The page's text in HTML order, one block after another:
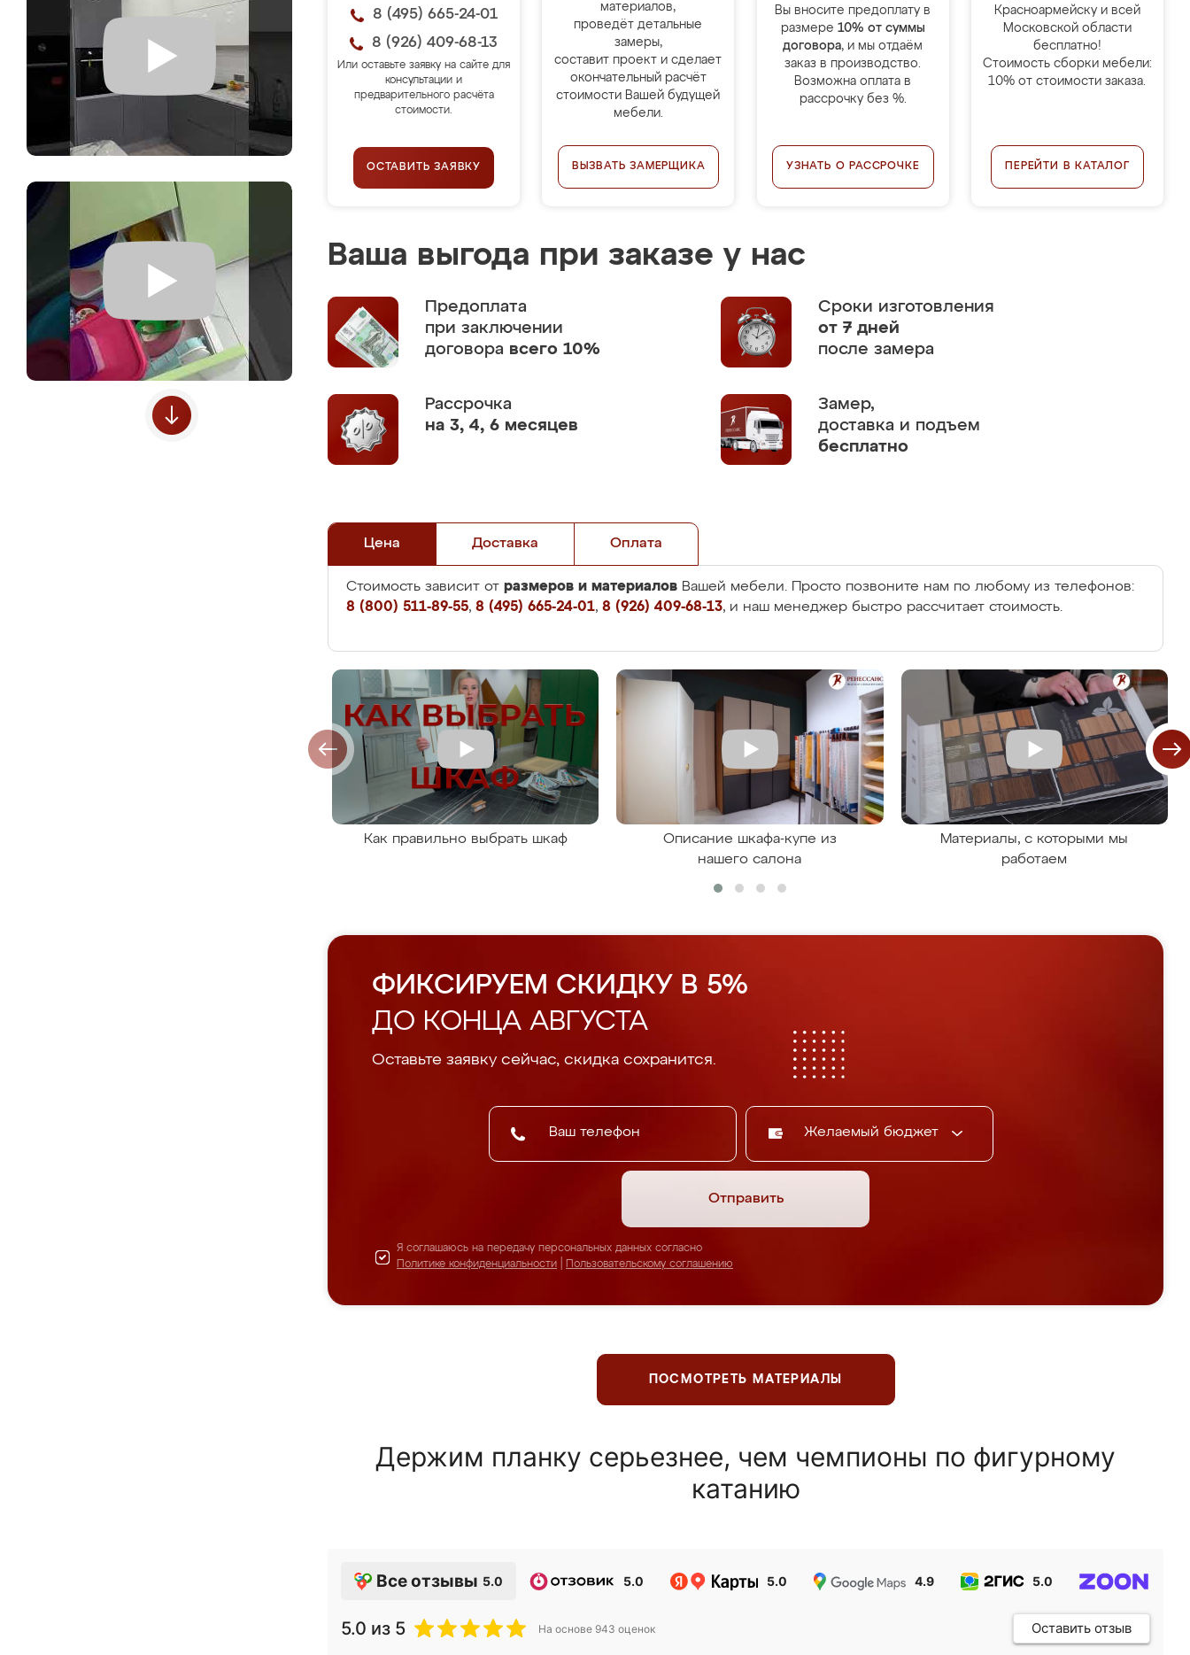
8 (495) 665-24-01
8 (926) 409-68-13
Или оставьте заявку на сайте для
консультации и
предварительного расчёта
стоимости.
ОСТАВИТЬ ЗАЯВКУ
материалов,
проведёт детальные
замеры,
составит проект и сделает
окончательный расчёт
стоимости Вашей будущей
мебели.
ВЫЗВАТЬ ЗАМЕРЩИКА
Вы вносите предоплату в
размере 10% от суммы
договора, и мы отдаём
заказ в производство.
Возможна оплата в
рассрочку без %.
УЗНАТЬ О РАССРОЧКЕ
Красноармейску и всей
Московской области
бесплатно!
Стоимость сборки мебели:
10% от стоимости заказа.
ПЕРЕЙТИ В КАТАЛОГ
Ваша выгода при заказе у нас
Предоплата
при заключении
договора всего 10%
Сроки изготовления
от 7 дней
после замера
Рассрочка
на 3, 4, 6 месяцев
Замер,
доставка и подъем
бесплатно
Цена Доставка Оплата
Стоимость зависит от размеров и материалов Вашей мебели. Просто позвоните нам по любому из телефонов:
8 (800) 511-89-55, 8 (495) 665-24-01, 8 (926) 409-68-13, и наш менеджер быстро рассчитает стоимость.
Как правильно выбрать шкаф
Описание шкафа-купе из
нашего салона
Материалы, с которыми мы
работаем
ФИКСИРУЕМ СКИДКУ В 5%
ДО КОНЦА АВГУСТА
Оставьте заявку сейчас, скидка сохранится.
Желаемый бюджет
Отправить
Я соглашаюсь на передачу персональных данных согласно
Политике конфиденциальности
Пользовательскому соглашению
ПОСМОТРЕТЬ МАТЕРИАЛЫ
Держим планку серьезнее, чем чемпионы по фигурному
катанию
Все отзывы 5.0 5.0 5.0 4.9 5.0
5.0 из 5 На основе 943 оценок Оставить отзыв